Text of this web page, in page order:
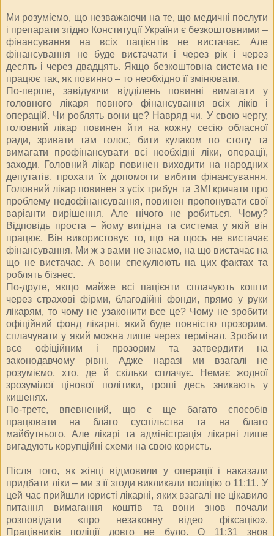
Ми розуміємо, що незважаючи на те, що медичні послуги
і препарати згідно Конституції України є безкоштовними –
фінансування на всіх пацієнтів не вистачає. Але
фінансування не буде вистачати і через рік і через
десять і через двадцять. Якщо безкоштовна система не
працює так, як повинно – то необхідно її змінювати.
По-перше, завідуючи відділень повинні вимагати у
головного лікаря повного фінансування всіх ліків і
операцій. Чи роблять вони це? Навряд чи. У свою чергу,
головний лікар повинен йти на кожну сесію обласної
ради, зривати там голос, бити кулаком по столу та
вимагати профінансувати всі необхідні ліки, операції,
заходи. Головний лікар повинен виходити на народних
депутатів, прохати їх допомогти вибити фінансування.
Головний лікар повинен з усіх трибун та ЗМІ кричати про
проблему недофінансування, повинен пропонувати свої
варіанти вирішення. Але нічого не робиться. Чому?
Відповідь проста – йому вигідна та система у якій він
працює. Він використовує то, що на щось не вистачає
фінансування. Ми ж з вами не знаємо, на що вистачає на
що не вистачає. А вони спекулюють на цих фактах та
роблять бізнес.
По-друге, якщо майже всі пацієнти сплачують кошти
через страхові фірми, благодійні фонди, прямо у руки
лікарям, то чому не узаконити все це? Чому не зробити
офіційний фонд лікарні, який буде повністю прозорим,
сплачувати у який можна лише через термінал. Зробити
все офіційним і прозорим та затвердити на
законодавчому рівні. Адже наразі ми взагалі не
розуміємо, хто, де й скільки сплачує. Немає жодної
зрозумілої цінової політики, гроші десь зникають у
кишенях.
По-третє, впевнений, що є ще багато способів
працювати на благо суспільства та на благо
майбутнього. Але лікарі та адміністрація лікарні лише
вигадують корупційні схеми на свою користь.
Після того, як жінці відмовили у операції і наказали
придбати ліки – ми з її згоди викликали поліцію о 11:11. У
цей час прийшли юристі лікарні, яких взагалі не цікавило
питання вимагання коштів та вони знов почали
розповідати «про незаконну відео фіксацію».
Працівників поліції довго не було. О 11:31 знов